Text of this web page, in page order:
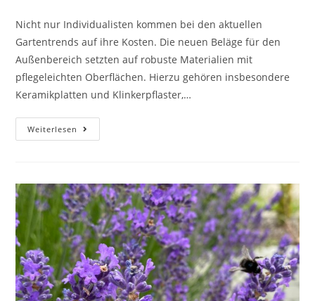
Nicht nur Individualisten kommen bei den aktuellen
Gartentrends auf ihre Kosten. Die neuen Beläge für den
Außenbereich setzten auf robuste Materialien mit
pflegeleichten Oberflächen. Hierzu gehören insbesondere
Keramikplatten und Klinkerpflaster,…
Weiterlesen
im